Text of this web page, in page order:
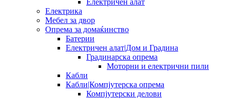
Електрика
Мебел за двор
Опрема за домаќинство
Батерии
Електричен алат|Дом и Градина
Градинарска опрема
Моторни и електрични пили
Кабли
Кабли|Компјутерска опрема
Компјутерски делови